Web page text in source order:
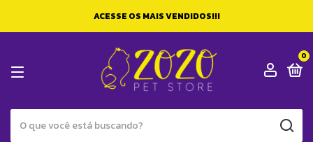
ACESSE OS MAIS VENDIDOS!!!
0